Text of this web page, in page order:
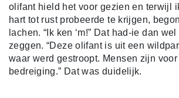
olifant hield het voor gezien en terwijl
hart tot rust probeerde te krijgen,
lachen. “Ik ken ‘m!” Dat had-ie dan
zeggen. “Deze olifant is uit een
waar werd gestroopt. Mensen zijn
bedreiging.” Dat was duidelijk.